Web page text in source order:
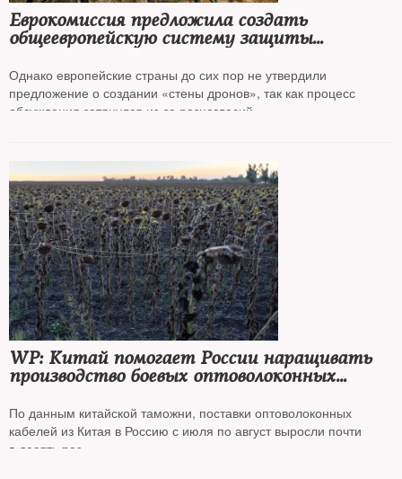
Еврокомиссия предложила создать
общеевропейскую систему защиты
Однако европейские страны до сих пор не утвердили
предложение о создании «стены дронов», так как процесс
обсуждения затянулся из-за разногласий
WP: Китай помогает России наращивать
производство боевых оптоволоконных
По данным китайской таможни, поставки оптоволоконных
кабелей из Китая в Россию с июля по август выросли почти
в десять раз